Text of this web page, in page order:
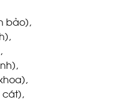
bảo),
cát),